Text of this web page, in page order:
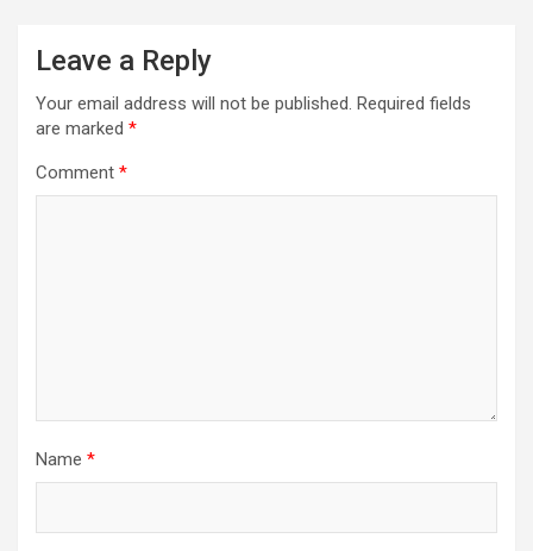
Leave a Reply
Your email address will not be published. Required fields
are marked *
Comment *
Name *